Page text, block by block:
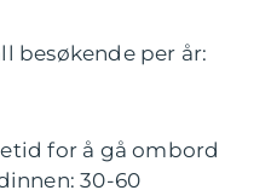
besøkende per år:
for å gå ombord
30-60